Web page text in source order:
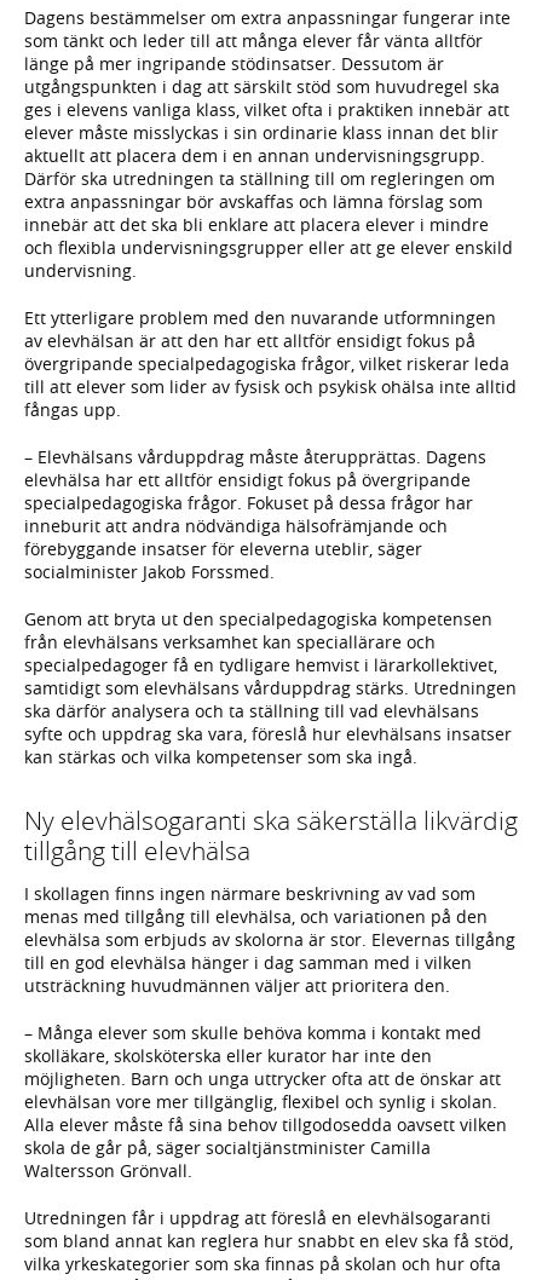
Dagens bestämmelser om extra anpassningar fungerar inte
som tänkt och leder till att många elever får vänta alltför
länge på mer ingripande stödinsatser. Dessutom är
utgångspunkten i dag att särskilt stöd som huvudregel ska
ges i elevens vanliga klass, vilket ofta i praktiken innebär att
elever måste misslyckas i sin ordinarie klass innan det blir
aktuellt att placera dem i en annan undervisningsgrupp.
Därför ska utredningen ta ställning till om regleringen om
extra anpassningar bör avskaffas och lämna förslag som
innebär att det ska bli enklare att placera elever i mindre
och flexibla undervisningsgrupper eller att ge elever enskild
undervisning.
Ett ytterligare problem med den nuvarande utformningen
av elevhälsan är att den har ett alltför ensidigt fokus på
övergripande specialpedagogiska frågor, vilket riskerar leda
till att elever som lider av fysisk och psykisk ohälsa inte alltid
fångas upp.
– Elevhälsans vårduppdrag måste återupprättas. Dagens
elevhälsa har ett alltför ensidigt fokus på övergripande
specialpedagogiska frågor. Fokuset på dessa frågor har
inneburit att andra nödvändiga hälsofrämjande och
förebyggande insatser för eleverna uteblir, säger
socialminister Jakob Forssmed.
Genom att bryta ut den specialpedagogiska kompetensen
från elevhälsans verksamhet kan speciallärare och
specialpedagoger få en tydligare hemvist i lärarkollektivet,
samtidigt som elevhälsans vårduppdrag stärks. Utredningen
ska därför analysera och ta ställning till vad elevhälsans
syfte och uppdrag ska vara, föreslå hur elevhälsans insatser
kan stärkas och vilka kompetenser som ska ingå.
Ny elevhälsogaranti ska säkerställa likvärdig
tillgång till elevhälsa
I skollagen finns ingen närmare beskrivning av vad som
menas med tillgång till elevhälsa, och variationen på den
elevhälsa som erbjuds av skolorna är stor. Elevernas tillgång
till en god elevhälsa hänger i dag samman med i vilken
utsträckning huvudmännen väljer att prioritera den.
– Många elever som skulle behöva komma i kontakt med
skolläkare, skolsköterska eller kurator har inte den
möjligheten. Barn och unga uttrycker ofta att de önskar att
elevhälsan vore mer tillgänglig, flexibel och synlig i skolan.
Alla elever måste få sina behov tillgodosedda oavsett vilken
skola de går på, säger socialtjänstminister Camilla
Waltersson Grönvall.
Utredningen får i uppdrag att föreslå en elevhälsogaranti
som bland annat kan reglera hur snabbt en elev ska få stöd,
vilka yrkeskategorier som ska finnas på skolan och hur ofta